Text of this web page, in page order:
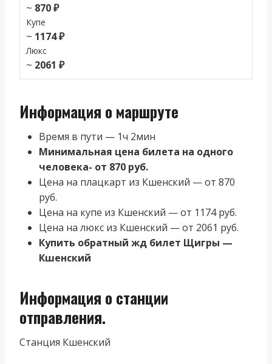
~ 870 ₽
Купе
~ 1174 ₽
Люкс
~ 2061 ₽
Информация о маршруте
Время в пути — 1ч 2мин
Минимальная цена билета на одного
человека- от 870 руб.
Цена на плацкарт из Кшенский — от 870
руб.
Цена на купе из Кшенский — от 1174 руб.
Цена на люкс из Кшенский — от 2061 руб.
Купить обратный жд билет Щигры —
Кшенский
Информация о станции
отправления.
Станция Кшенский